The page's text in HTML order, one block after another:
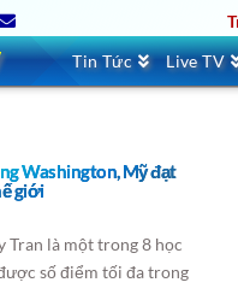
Tin Tức Live TV
Washington, Mỹ đạt
giới
Tran là một trong 8 học
số điểm tối đa trong